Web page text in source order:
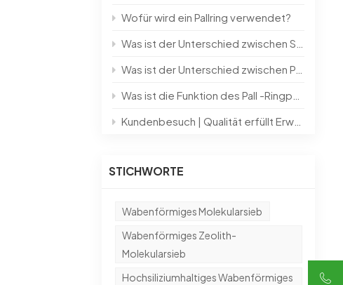
Wofür wird ein Pallring verwendet?
Was ist der Unterschied zwischen Stützplatte und Buckelunterstützung?
Was ist der Unterschied zwischen Pall -Ringen und Intalox -Sätteln?
Was ist die Funktion des Pall -Ringpackings?
Kundenbesuch | Qualität erfüllt Erwartungen und gestaltet die Zukunft mit Einfallsreichtum
STICHWORTE
Wabenförmiges Molekularsieb
Wabenförmiges Zeolith-
Molekularsieb
Hochsiliziumhaltiges Wabenförmiges